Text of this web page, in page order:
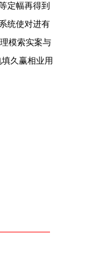
定幅再得到
统使对进有
模索实案与
久赢相业用